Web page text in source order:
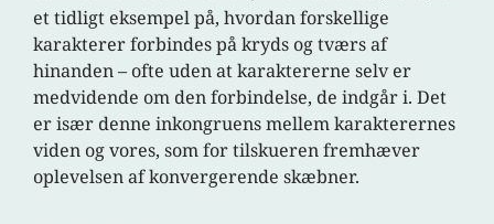
et tidligt eksempel på, hvordan forskellige
karakterer forbindes på kryds og tværs af
hinanden – ofte uden at karaktererne selv er
medvidende om den forbindelse, de indgår i. Det
er især denne inkongruens mellem karakterernes
viden og vores, som for tilskueren fremhæver
oplevelsen af konvergerende skæbner.